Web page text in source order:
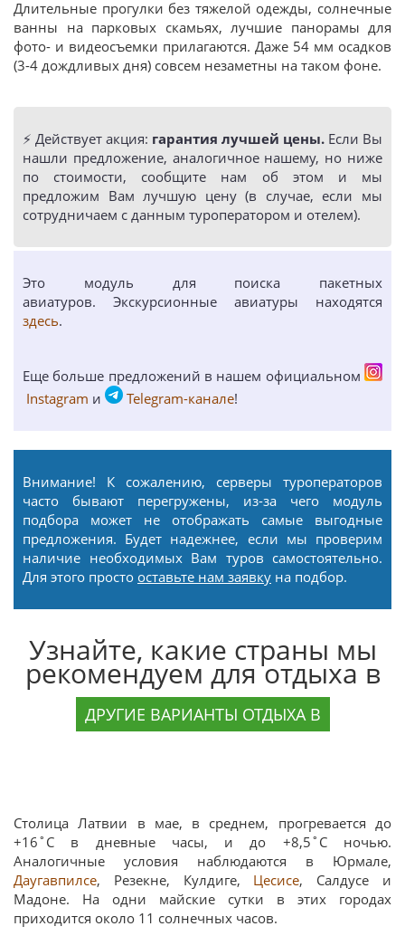
Длительные прогулки без тяжелой одежды, солнечные
ванны на парковых скамьях, лучшие панорамы для
фото- и видеосъемки прилагаются. Даже 54 мм осадков
(3-4 дождливых дня) совсем незаметны на таком фоне.
⚡️ Действует акция: гарантия лучшей цены. Если Вы
нашли предложение, аналогичное нашему, но ниже
по стоимости, сообщите нам об этом и мы
предложим Вам лучшую цену (в случае, если мы
сотрудничаем с данным туроператором и отелем).
Это модуль для поиска пакетных
авиатуров. Экскурсионные авиатуры находятся
здесь.
Еще больше предложений в нашем официальном
Instagram и Telegram-канале!
Внимание! К сожалению, серверы туроператоров
часто бывают перегружены, из-за чего модуль
подбора может не отображать самые выгодные
предложения. Будет надежнее, если мы проверим
наличие необходимых Вам туров самостоятельно.
Для этого просто оставьте нам заявку на подбор.
Узнайте, какие страны мы
рекомендуем для отдыха в
ДРУГИЕ ВАРИАНТЫ ОТДЫХА В
Столица Латвии в мае, в среднем, прогревается до
+16˚C в дневные часы, и до +8,5˚C ночью.
Аналогичные условия наблюдаются в Юрмале,
Даугавпилсе, Резекне, Кулдиге, Цесисе, Салдусе и
Мадоне. На одни майские сутки в этих городах
приходится около 11 солнечных часов.